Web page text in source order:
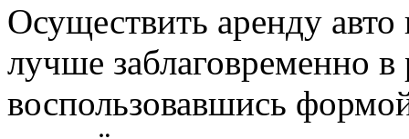
Осуществить аренду
лучше заблаговременно
воспользовавшись